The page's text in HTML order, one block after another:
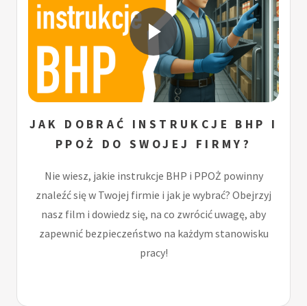
JAK DOBRAĆ INSTRUKCJE BHP I
PPOŻ DO SWOJEJ FIRMY?
Nie wiesz, jakie instrukcje BHP i PPOŻ powinny
znaleźć się w Twojej firmie i jak je wybrać? Obejrzyj
nasz film i dowiedz się, na co zwrócić uwagę, aby
zapewnić bezpieczeństwo na każdym stanowisku
pracy!